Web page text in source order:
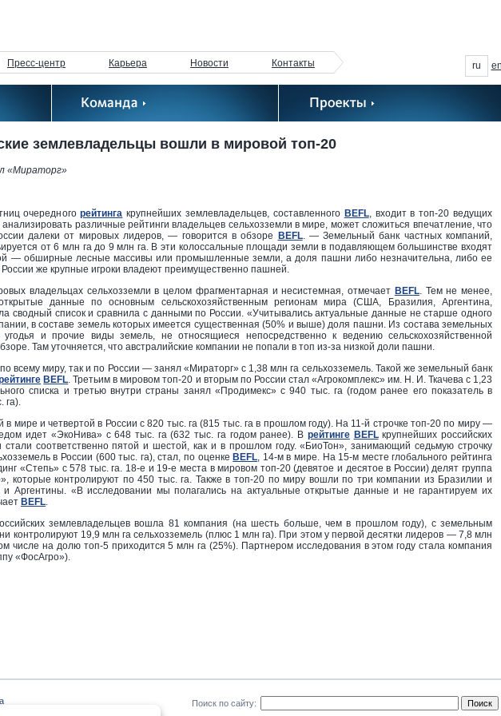
Пресс-центр Карьера Новости Контакты ru
землевладельцы вошли в мировой топ-20
«Мираторг»
очередногорейтинга крупнейших землевладельцев, составленного BEFL, входит в топ-20 ведущих
различные рейтинги владельцев сельхозземли в мире, может сложиться впечатление, что
далеки от мировых лидеров, — говорится в обзоре
BEFL. — Земельный банк частных компаний,
от 6 млн га до 9 млн га. В эти колоссальные площади земли в подавляющем большинстве входят
— обширные лесные массивы или промышленные земли, а доля пашни либо незначительна, либо ее
же крупные игроки владеют преимущественно пашней.
владельцах сельхозземли в целом фрагментарная и несистемная, отмечает BEFL. Тем не менее,
данные по основным сельскохозяйственным регионам мира (США, Бразилия, Аргентина,
сводный список и сравнила с данными по России. «Учитывались актуальные данные не старше одного
в составе земель которых имеется существенная (50% и выше) доля пашни. Из состава земельных
и прочие виды земель, не относящиеся непосредственно к ведению сельскохозяйственной
Там уточняется, что австралийские компании не попали в топ из-за низкой доли пашни.
всему миру, так и по России — занял «Мираторг» с 1,38 млн га сельхозземель. Такой же земельный банк
BEFL. Третьим в мировом топ-20 и вторым по России стал «Агрокомплекс» им. Н. И. Ткачева с 1,23
списка и третью внутри страны занял «Продимекс» с 940 тыс. га (годом ранее его показатель в
га).
в мире и четвертой в России с 820 тыс. га (815 тыс. га в прошлом году). На 11-й строчке топ-20 по миру —
идет «ЭкоНива» с 648 тыс. га (632 тыс. га годом ранее). В рейтинге BEFLкрупнейших российских
стали соответственно пятой и шестой, как и в прошлом году. «БиоТон», занимающий седьмую строчку
в России (600 тыс. га), стал, по оценке BEFL, 14-м в мире. На 15-м месте глобального рейтинга
«Степь» с 578 тыс. га. 18-е и 19-е места в мировом топ-20 (девятое и десятое в России) делят группа
которые контролируют по 450 тыс. га. Также в топ-20 по миру вошли по три компании из Бразилии и
Аргентины. «В исследовании мы полагались на актуальные открытые данные и не гарантируем их
BEFL.
землевладельцев вошла 81 компания (на шесть больше, чем в прошлом году), с земельным
контролируют 19,9 млн га сельхозземель (плюс 1 млн га). При этом у первой десятки лидеров — 7,8 млн
числе на долю топ-5 приходится 5 млн га (25%). Партнером исследования в этом году стала компания
«ФосАгро»).
Поиск по сайту: